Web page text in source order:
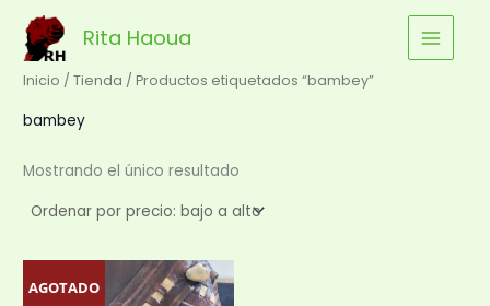
contenido
Rita Haoua
Inicio /Tienda / Productos etiquetados “bambey”
bambey
Mostrando el único resultado
AGOTADO